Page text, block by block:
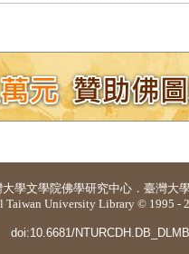
大學文學院佛學研究中心 ． 臺灣大
Taiwan University Library © 1995 -
doi:10.6681/